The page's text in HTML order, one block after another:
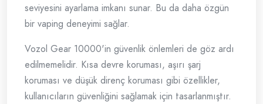
seviyesini ayarlama imkanı sunar. Bu da daha özgün
bir vaping deneyimi sağlar.
Vozol Gear 10000'in güvenlik önlemleri de göz ardı
edilmemelidir. Kısa devre koruması, aşırı şarj
koruması ve düşük direnç koruması gibi özellikler,
kullanıcıların güvenliğini sağlamak için tasarlanmıştır.